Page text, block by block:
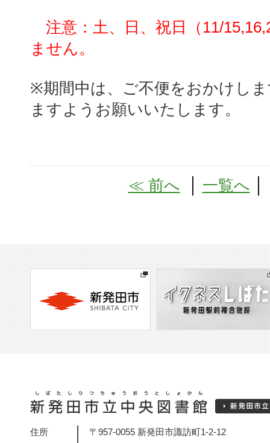
注意：土、日、祝日（11/
ません。
※期間中は、ご不便をおかけし
ますようお願いいたします。
≪ 前へ 一覧へ
住所
〒957-0055 新発田市諏訪町1-2-12